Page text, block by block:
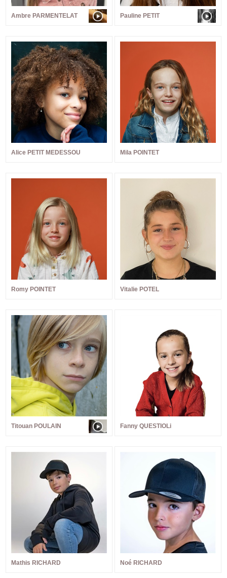
Ambre PARMENTELAT Pauline PETIT
Alice PETIT MEDESSOU Mila POINTET
Romy POINTET Vitalie POTEL
Titouan POULAIN Fanny QUESTIOLi
Mathis RICHARD Noé RICHARD